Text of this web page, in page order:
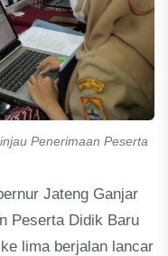
Penerimaan Peserta
Jateng Ganjar
Peserta Didik Baru
lima berjalan lancar